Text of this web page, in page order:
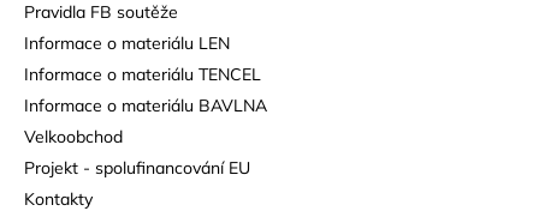
Pravidla FB soutěže
Informace o materiálu LEN
Informace o materiálu TENCEL
Informace o materiálu BAVLNA
Velkoobchod
Projekt - spolufinancování EU
Kontakty